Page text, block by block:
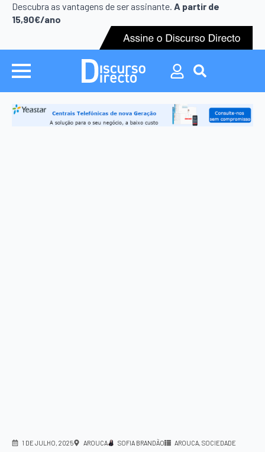
Descubra as vantagens de ser assinante. A partir de
15,90€/ano
Search
for:
Search
1 DE JULHO, 2025 AROUCA SOFIA BRANDÃO AROUCA SOCIEDADE